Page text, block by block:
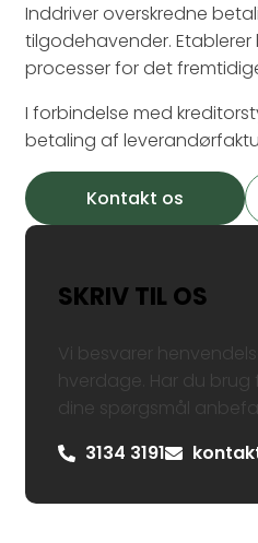
Inddriver overskredne
tilgodehavender.
processer for det
I forbindelse med
betaling af
Kontakt os
SKRIV TIL OS
Vi besvarer
hverdage. Har du
dine spørgsmål
3134 3191